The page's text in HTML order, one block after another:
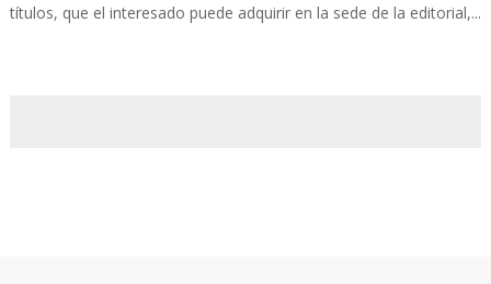
títulos, que el interesado puede adquirir en la sede de la editorial,...